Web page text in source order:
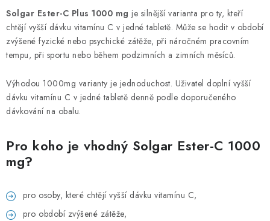
Solgar Ester-C Plus 1000 mg je silnější varianta pro ty, kteří
chtějí vyšší dávku vitamínu C v jedné tabletě. Může se hodit v období
zvýšené fyzické nebo psychické zátěže, při náročném pracovním
tempu, při sportu nebo během podzimních a zimních měsíců.
Výhodou 1000mg varianty je jednoduchost. Uživatel doplní vyšší
dávku vitamínu C v jedné tabletě denně podle doporučeného
dávkování na obalu.
Pro koho je vhodný Solgar Ester-C 1000
mg?
pro osoby, které chtějí vyšší dávku vitamínu C,
pro období zvýšené zátěže,